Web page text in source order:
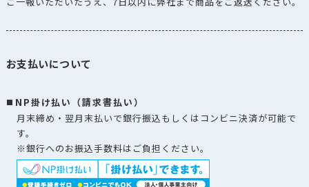
お支払いについて
NP掛け払い（請求書払い）
月末締め・翌月末払いで銀行振込もしくはコンビニ決済が可能で
す。
※銀行へのお振込手数料はご負担ください。